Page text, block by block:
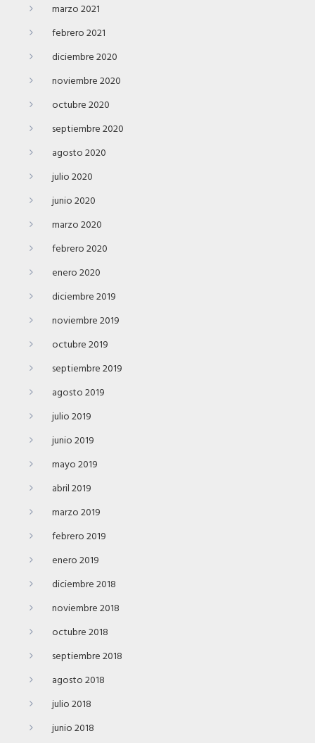
marzo 2021
febrero 2021
diciembre 2020
noviembre 2020
octubre 2020
septiembre 2020
agosto 2020
julio 2020
junio 2020
marzo 2020
febrero 2020
enero 2020
diciembre 2019
noviembre 2019
octubre 2019
septiembre 2019
agosto 2019
julio 2019
junio 2019
mayo 2019
abril 2019
marzo 2019
febrero 2019
enero 2019
diciembre 2018
noviembre 2018
octubre 2018
septiembre 2018
agosto 2018
julio 2018
junio 2018